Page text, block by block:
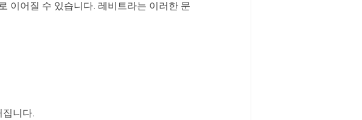
이어질 수 있습니다. 레비트라는 이러한 문
니다.